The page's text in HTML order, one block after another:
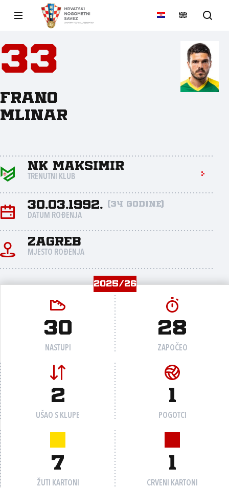
33
Frano
Mlinar
NK Maksimir
TRENUTNI KLUB
30.03.1992. (34 godine)
DATUM ROĐENJA
Zagreb
MJESTO ROĐENJA
2025/26
30
NASTUPI
28
ZAPOČEO
2
UŠAO S KLUPE
1
POGOTCI
7
ŽUTI KARTONI
1
CRVENI KARTONI